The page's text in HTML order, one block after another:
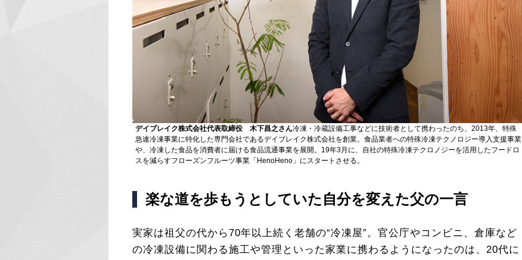
デイブレイク株式会社代表取締役 木下昌之さん冷凍・冷蔵設備工事などに技術者として携わったのち、2013年、特殊
急速冷凍事業に特化した専門会社であるデイブレイク株式会社を創業。食品業者への特殊冷凍テクノロジー導入支援事業
や、冷凍した食品を消費者に届ける食品流通事業を展開。19年3月に、自社の特殊冷凍テクロノジーを活用したフードロ
スを減らすフローズンフルーツ事業「HenoHeno」にスタートさせる。
楽な道を歩もうとしていた自分を変えた父の一言
実家は祖父の代から70年以上続く老舗の“冷凍屋”。官公庁やコンビニ、倉庫など
の冷凍設備に関わる施工や管理といった家業に携わるようになったのは、20代に